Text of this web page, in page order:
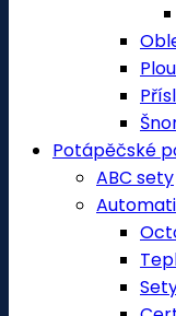
Potápěčské
ABC sety